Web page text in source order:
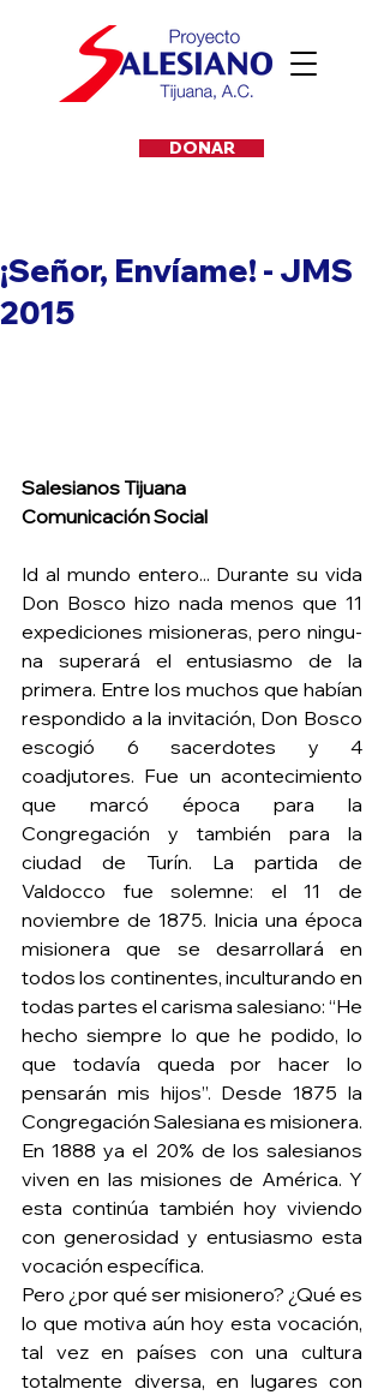
DONAR
¡Señor, Envíame! - JMS
2015
Salesianos Tijuana
Comunicación Social
Id al mundo entero... Durante su vida
Don Bosco hizo nada menos que 11
expediciones misioneras, pero ningu-
na superará el entusiasmo de la
primera. Entre los muchos que habían
respondido a la invitación, Don Bosco
escogió 6 sacerdotes y 4
coadjutores. Fue un acontecimiento
que marcó época para la
Congregación y también para la
ciudad de Turín. La partida de
Valdocco fue solemne: el 11 de
noviembre de 1875. Inicia una época
misionera que se desarrollará en
todos los continentes, inculturando en
todas partes el carisma salesiano: “He
hecho siempre lo que he podido, lo
que todavía queda por hacer lo
pensarán mis hijos”. Desde 1875 la
Congregación Salesiana es misionera.
En 1888 ya el 20% de los salesianos
viven en las misiones de América. Y
esta continúa también hoy viviendo
con generosidad y entusiasmo esta
vocación específica.
Pero ¿por qué ser misionero? ¿Qué es
lo que motiva aún hoy esta vocación,
tal vez en países con una cultura
totalmente diversa, en lugares con